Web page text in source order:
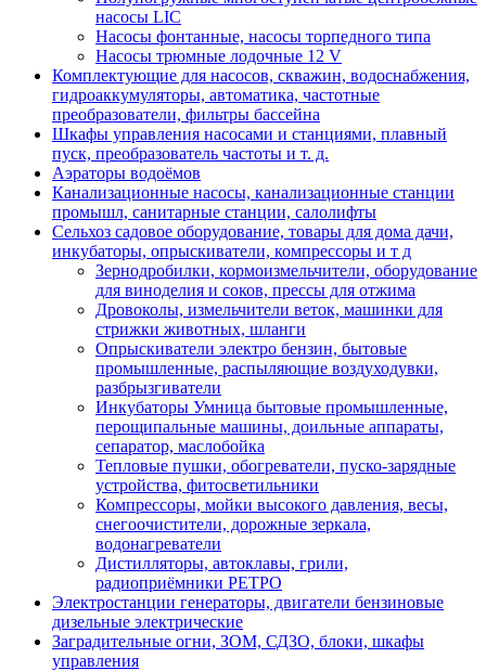
насосы LIC
Насосы фонтанные, насосы торпедного типа
Насосы трюмные лодочные 12 V
Комплектующие для насосов, скважин, водоснабжения,
гидроаккумуляторы, автоматика, частотные
преобразователи, фильтры бассейна
Шкафы управления насосами и станциями, плавный
пуск, преобразователь частоты и т. д.
Аэраторы водоёмов
Канализационные насосы, канализационные станции
промышл, санитарные станции, салолифты
Сельхоз садовое оборудование, товары для дома дачи,
инкубаторы, опрыскиватели, компрессоры и т д
Зернодробилки, кормоизмельчители, оборудование
для виноделия и соков, прессы для отжима
Дровоколы, измельчители веток, машинки для
стрижки животных, шланги
Опрыскиватели электро бензин, бытовые
промышленные, распыляющие воздуходувки,
разбрызгиватели
Инкубаторы Умница бытовые промышленные,
перощипальные машины, доильные аппараты,
сепаратор, маслобойка
Тепловые пушки, обогреватели, пуско-зарядные
устройства, фитосветильники
Компрессоры, мойки высокого давления, весы,
снегоочистители, дорожные зеркала,
водонагреватели
Дистилляторы, автоклавы, грили,
радиоприёмники РЕТРО
Электростанции генераторы, двигатели бензиновые
дизельные электрические
Заградительные огни, ЗОМ, СДЗО, блоки, шкафы
управления